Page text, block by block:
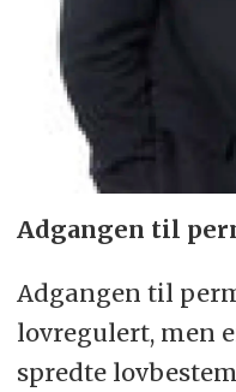
Adgangen til
Adgangen til
lovregulert, men
spredte